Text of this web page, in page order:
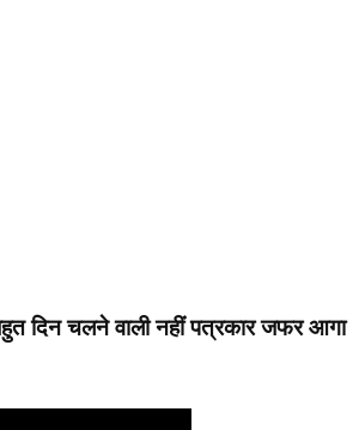
बहुत दिन चलने वाली नहीं पत्रकार जफर आगा